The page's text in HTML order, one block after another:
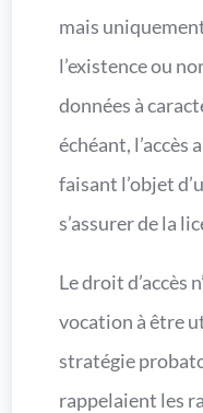
mais
l’existence ou
données à
échéant, l’accès
faisant l’objet
s’assurer de la
Le droit d’accès
vocation à être
stratégie
rappelaient les